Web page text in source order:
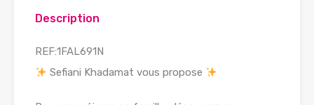
Description
REF:1FAL691N
Sefiani Khadamat vous propose